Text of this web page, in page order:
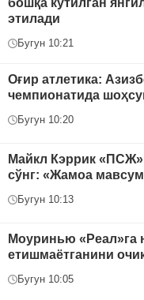
бошқа кутилган
этилади
Бугун 10:21
Оғир атлетика:
чемпионатида
Бугун 10:20
Майкл Кэррик
сўнг: «Жамоа
Бугун 10:13
Моуринью «Реал»га
етишмаётганини
Бугун 10:05